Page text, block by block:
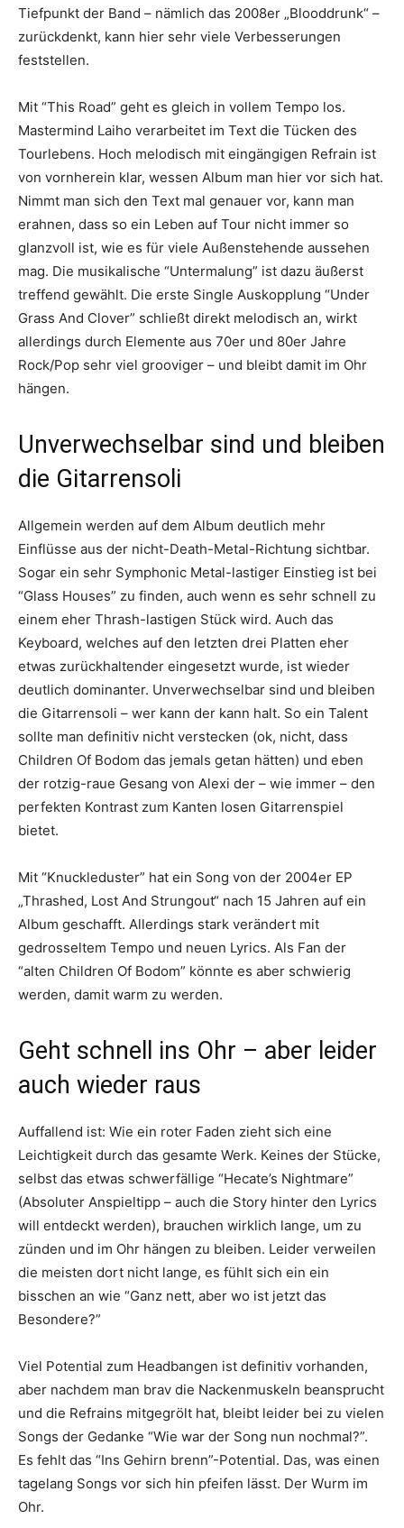
Tiefpunkt der Band – nämlich das 2008er „Blooddrunk“ –
zurückdenkt, kann hier sehr viele Verbesserungen
feststellen.
Mit “This Road” geht es gleich in vollem Tempo los.
Mastermind Laiho verarbeitet im Text die Tücken des
Tourlebens. Hoch melodisch mit eingängigen Refrain ist
von vornherein klar, wessen Album man hier vor sich hat.
Nimmt man sich den Text mal genauer vor, kann man
erahnen, dass so ein Leben auf Tour nicht immer so
glanzvoll ist, wie es für viele Außenstehende aussehen
mag. Die musikalische “Untermalung” ist dazu äußerst
treffend gewählt. Die erste Single Auskopplung “Under
Grass And Clover” schließt direkt melodisch an, wirkt
allerdings durch Elemente aus 70er und 80er Jahre
Rock/Pop sehr viel grooviger – und bleibt damit im Ohr
hängen.
Unverwechselbar sind und bleiben
die Gitarrensoli
Allgemein werden auf dem Album deutlich mehr
Einflüsse aus der nicht-Death-Metal-Richtung sichtbar.
Sogar ein sehr Symphonic Metal-lastiger Einstieg ist bei
“Glass Houses” zu finden, auch wenn es sehr schnell zu
einem eher Thrash-lastigen Stück wird. Auch das
Keyboard, welches auf den letzten drei Platten eher
etwas zurückhaltender eingesetzt wurde, ist wieder
deutlich dominanter. Unverwechselbar sind und bleiben
die Gitarrensoli – wer kann der kann halt. So ein Talent
sollte man definitiv nicht verstecken (ok, nicht, dass
Children Of Bodom das jemals getan hätten) und eben
der rotzig-raue Gesang von Alexi der – wie immer – den
perfekten Kontrast zum Kanten losen Gitarrenspiel
bietet.
Mit “Knuckleduster” hat ein Song von der 2004er EP
„Thrashed, Lost And Strungout“ nach 15 Jahren auf ein
Album geschafft. Allerdings stark verändert mit
gedrosseltem Tempo und neuen Lyrics. Als Fan der
“alten Children Of Bodom” könnte es aber schwierig
werden, damit warm zu werden.
Geht schnell ins Ohr – aber leider
auch wieder raus
Auffallend ist: Wie ein roter Faden zieht sich eine
Leichtigkeit durch das gesamte Werk. Keines der Stücke,
selbst das etwas schwerfällige “Hecate’s Nightmare”
(Absoluter Anspieltipp – auch die Story hinter den Lyrics
will entdeckt werden), brauchen wirklich lange, um zu
zünden und im Ohr hängen zu bleiben. Leider verweilen
die meisten dort nicht lange, es fühlt sich ein ein
bisschen an wie “Ganz nett, aber wo ist jetzt das
Besondere?”
Viel Potential zum Headbangen ist definitiv vorhanden,
aber nachdem man brav die Nackenmuskeln beansprucht
und die Refrains mitgegrölt hat, bleibt leider bei zu vielen
Songs der Gedanke “Wie war der Song nun nochmal?”.
Es fehlt das “Ins Gehirn brenn”-Potential. Das, was einen
tagelang Songs vor sich hin pfeifen lässt. Der Wurm im
Ohr.